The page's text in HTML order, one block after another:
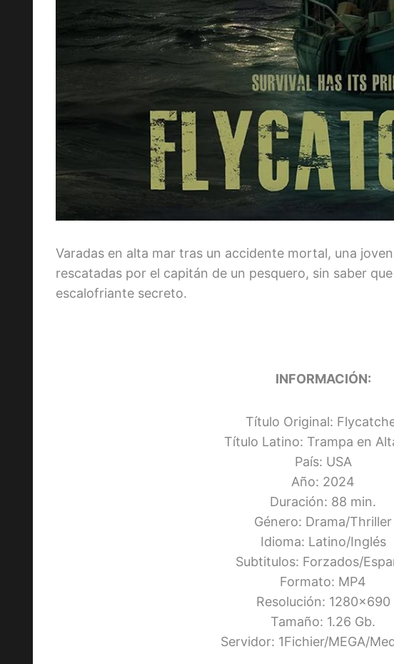
Varadas en alta mar tras un accidente mortal, una
rescatadas por el capitán de un pesquero, sin saber
escalofriante secreto.
INFORMACIÓN:
Título Original:
Título Latino: Trampa en
País: USA
Año: 2024
Duración: 88 min.
Género: Drama/Thriller
Idioma: Latino/Inglés
Subtitulos: Forzados/
Formato: MP4
Resolución: 1280×690
Tamaño: 1.26 Gb.
Servidor: 1Fichier/MEGA/